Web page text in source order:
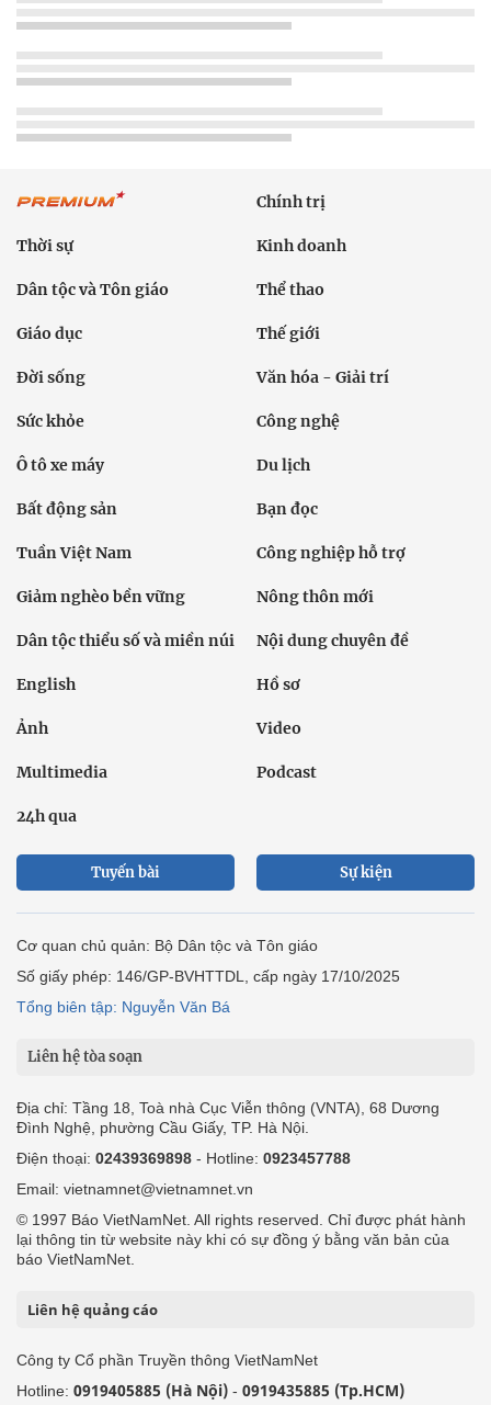
Chính trị
Thời sự Kinh doanh
Dân tộc và Tôn giáo Thể thao
Giáo dục Thế giới
Đời sống Văn hóa - Giải trí
Sức khỏe Công nghệ
Ô tô xe máy Du lịch
Bất động sản Bạn đọc
Tuần Việt Nam Công nghiệp hỗ trợ
Giảm nghèo bền vững Nông thôn mới
Dân tộc thiểu số và miền núi Nội dung chuyên đề
English Hồ sơ
Ảnh Video
Multimedia Podcast
24h qua
Tuyến bài Sự kiện
Cơ quan chủ quản: Bộ Dân tộc và Tôn giáo
Số giấy phép: 146/GP-BVHTTDL, cấp ngày 17/10/2025
Tổng biên tập: Nguyễn Văn Bá
Liên hệ tòa soạn
Địa chỉ: Tầng 18, Toà nhà Cục Viễn thông (VNTA), 68 Dương
Đình Nghệ, phường Cầu Giấy, TP. Hà Nội.
Điện thoại: 02439369898 - Hotline: 0923457788
Email: vietnamnet@vietnamnet.vn
© 1997 Báo VietNamNet. All rights reserved. Chỉ được phát hành
lại thông tin từ website này khi có sự đồng ý bằng văn bản của
báo VietNamNet.
Liên hệ quảng cáo
Công ty Cổ phần Truyền thông VietNamNet
Hotline: 0919405885 (Hà Nội) - 0919435885 (Tp.HCM)